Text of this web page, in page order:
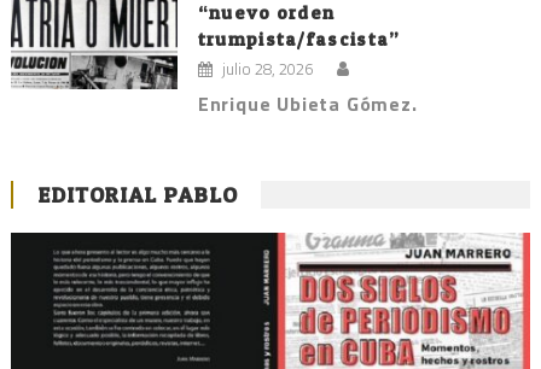
“nuevo orden
trumpista/fascista”
julio 28, 2026
Enrique Ubieta Gómez.
EDITORIAL PABLO